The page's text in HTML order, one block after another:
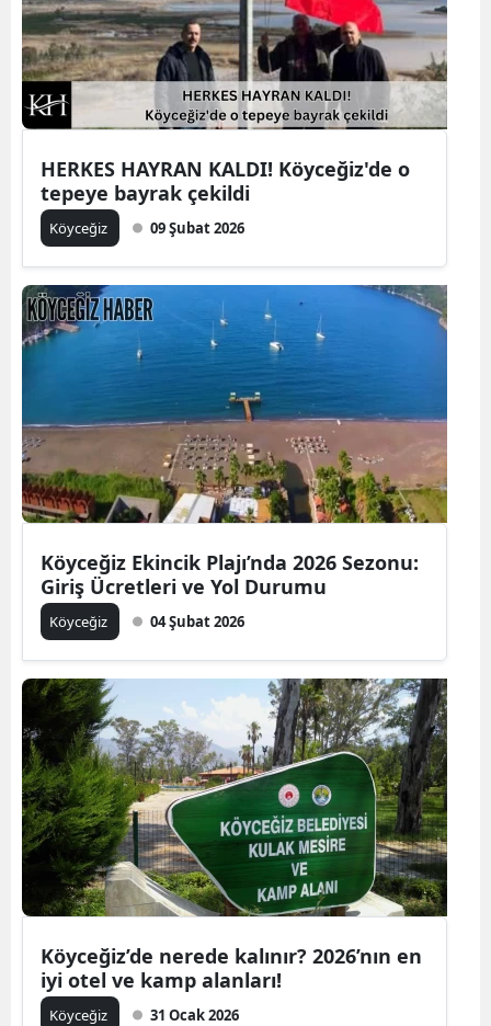
HERKES HAYRAN KALDI! Köyceğiz'de o
tepeye bayrak çekildi
Köyceğiz 09 Şubat 2026
Köyceğiz Ekincik Plajı’nda 2026 Sezonu:
Giriş Ücretleri ve Yol Durumu
Köyceğiz 04 Şubat 2026
Köyceğiz’de nerede kalınır? 2026’nın en
iyi otel ve kamp alanları!
Köyceğiz 31 Ocak 2026